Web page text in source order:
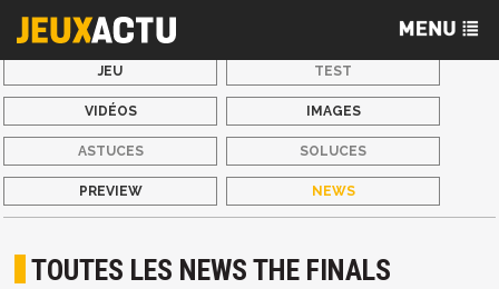
JEU TEST
VIDÉOS IMAGES
ASTUCES SOLUCES
PREVIEW NEWS
TOUTES LES NEWS THE FINALS